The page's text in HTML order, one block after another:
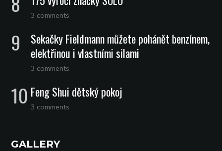
3 comments
Sekačky Fieldmann můžete pohánět benzínem,
elektřinou i vlastními silami
3 comments
Feng Shui dětský pokoj
3 comments
GALLERY